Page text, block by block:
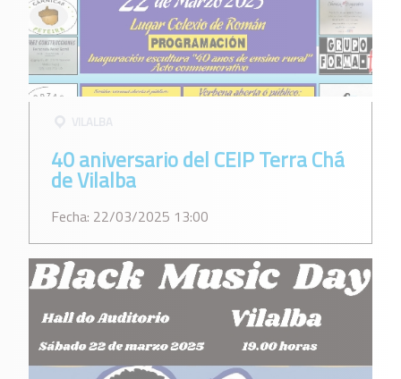
40 aniversario del CEIP Terra Chá
de Vilalba
Fecha: 22/03/2025 13:00